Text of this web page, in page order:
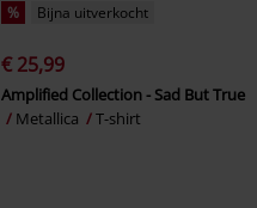
% Bijna uitverkocht
€ 25,99
Amplified Collection - Sad But True
Metallica
T-shirt